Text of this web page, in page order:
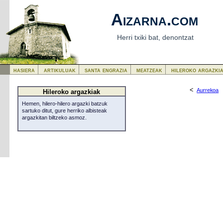
Aizarna.com
Herri txiki bat, denontzat
<Aurrekoa
Hileroko argazkiak
Hemen, hilero-hilero argazki batzuk
sartuko ditut, gure herriko albisteak
argazkitan biltzeko asmoz.
hasiera artikuluak santa engrazia meatzeak hileroko